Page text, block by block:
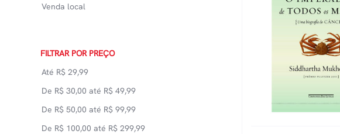
Venda local
FILTRAR POR PREÇO
Até R$ 29,99
De R$ 30,00 até R$ 49,99
De R$ 50,00 até R$ 99,99
De R$ 100,00 até R$ 299,99